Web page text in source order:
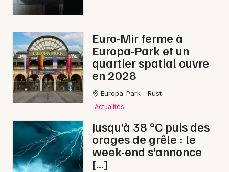
Euro-Mir ferme à
Europa-Park et un
quartier spatial ouvre
en 2028
Europa-Park - Rust
Actualités
Jusqu’à 38 °C puis des
orages de grêle : le
week-end s’annonce
[…]